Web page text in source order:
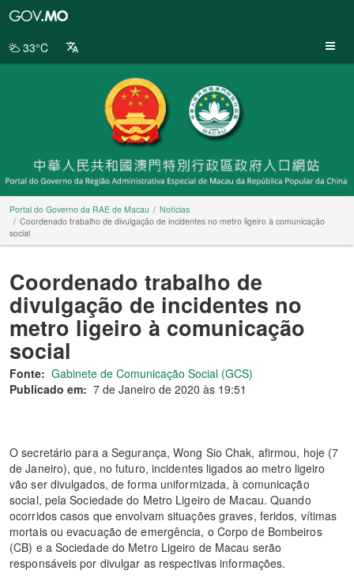
da
33°C
Portal do Governo da RAE de Macau
Notícias
Coordenado trabalho de divulgação de incidentes no metro ligeiro à comunicação
social
Coordenado trabalho de
divulgação de incidentes no
metro ligeiro à comunicação
social
Fonte: Gabinete de Comunicação Social (GCS)
Publicado em: 7 de Janeiro de 2020 às 19:51
O secretário para a Segurança, Wong Sio Chak, afirmou, hoje (7
de Janeiro), que, no futuro, incidentes ligados ao metro ligeiro
vão ser divulgados, de forma uniformizada, à comunicação
social, pela Sociedade do Metro Ligeiro de Macau. Quando
ocorridos casos que envolvam situações graves, feridos, vítimas
mortais ou evacuação de emergência, o Corpo de Bombeiros
(CB) e a Sociedade do Metro Ligeiro de Macau serão
responsáveis por divulgar as respectivas informações.